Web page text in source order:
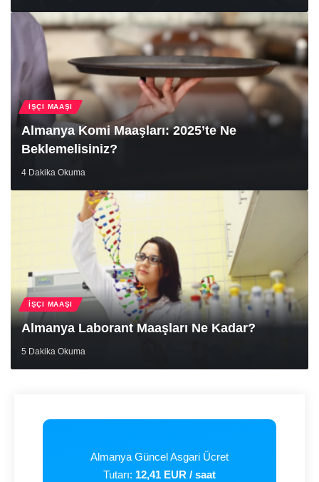
İŞÇI MAAŞI
Almanya Komi Maaşları: 2025’te Ne
Beklemelisiniz?
4 Dakika Okuma
İŞÇI MAAŞI
Almanya Laborant Maaşları Ne Kadar?
5 Dakika Okuma
Almanya Güncel Asgari Ücret
Tutarı: 12,41 EUR / saat